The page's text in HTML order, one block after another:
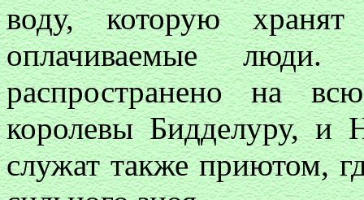
воду, которую
оплачиваемые люди.
распространено на
королевы Бидделуру, и
служат также приютом,